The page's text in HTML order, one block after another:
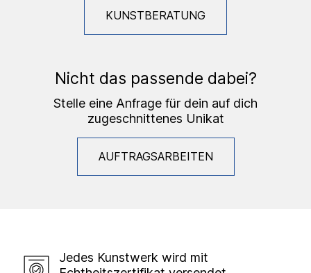
KUNSTBERATUNG
Nicht das passende dabei?
Stelle eine Anfrage für dein auf dich
zugeschnittenes Unikat
AUFTRAGSARBEITEN
Jedes Kunstwerk wird mit